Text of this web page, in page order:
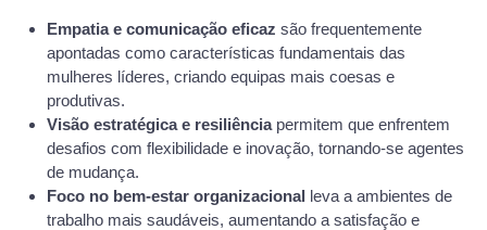
Empatia e comunicação eficaz são frequentemente
apontadas como características fundamentais das
mulheres líderes, criando equipas mais coesas e
produtivas.
Visão estratégica e resiliênciapermitem que enfrentem
desafios com flexibilidade e inovação, tornando-se agentes
de mudança.
Foco no bem-estar organizacional leva a ambientes de
trabalho mais saudáveis, aumentando a satisfação e